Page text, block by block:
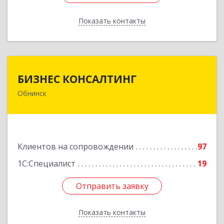
Показать контакты
Назад
БИЗНЕС КОНСАЛТИНГ
Обнинск
Клиентов на сопровождении
97
1С:Специалист
19
Отправить заявку
Показать контакты
249032, Калужская обл, Обнинск г, Курчатова ул,
Отправить заявку
Назад